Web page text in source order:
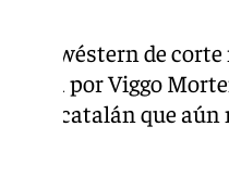
el wéstern de
por Viggo
en catalán que